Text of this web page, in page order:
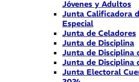
Jóvenes y Adultos
Junta Calificadora
Especial
Junta de Celadores
Junta de Disciplina
Junta de Disciplina
Junta de Disciplina
Junta Electoral